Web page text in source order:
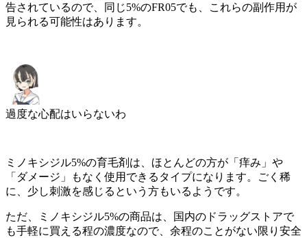
告されているので、同じ5%のFR05でも、これらの副作用が
見られる可能性はあります。
過度な心配はいらないわ
ミノキシジル5%の育毛剤は、 ほとんどの方が「痒み」や
「ダメージ」もなく使用できるタイプになります。ごく稀
に、少し刺激を感じるという方もいるようです。
ただ、ミノキシジル5%の商品は、国内のドラッグストアで
も手軽に買える程の濃度なので、余程のことがない限り安全